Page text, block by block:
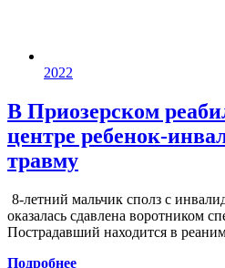
2022
В Приозерском
центре ребенок-
травму
8-летний мальчик сполз с
оказалась сдавлена воротником
Пострадавший находится в
Подробнее